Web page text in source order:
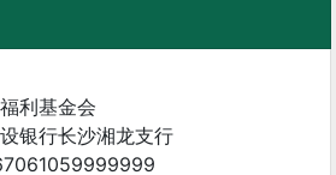
利基金会
行长沙湘龙支行